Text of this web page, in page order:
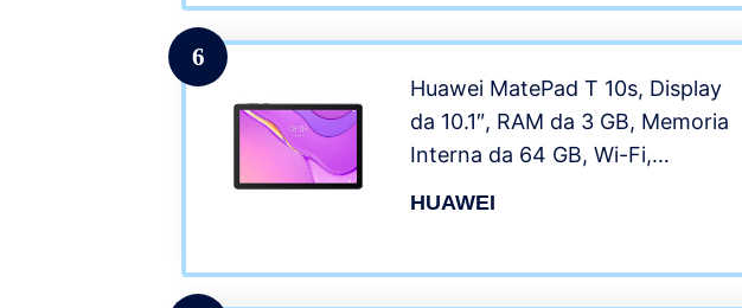
6
Huawei MatePad T 10s, Display
da 10.1″, RAM da 3 GB, Memoria
Interna da 64 GB, Wi-Fi,
HUAWEI